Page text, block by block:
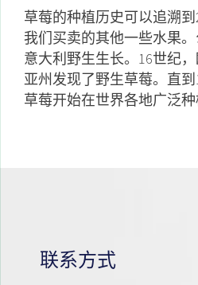
草莓的种植历史可以追溯
我们买卖的其他一些水果
意大利野生生长。16世纪
亚州发现了野生草莓。直到
草莓开始在世界各地广泛种
联系方式